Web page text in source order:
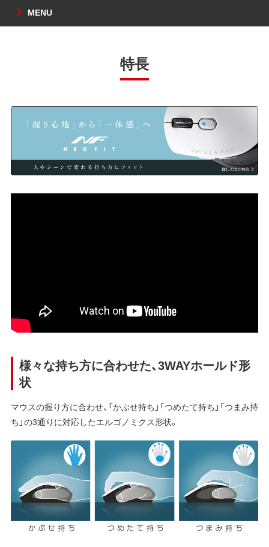
MENU
特長
様々な持ち方に合わせた、3WAYホールド形
状
マウスの握り方に合わせ、「かぶせ持ち」「つめたて持ち」「つまみ持
ち」の3通りに対応したエルゴノミクス形状。